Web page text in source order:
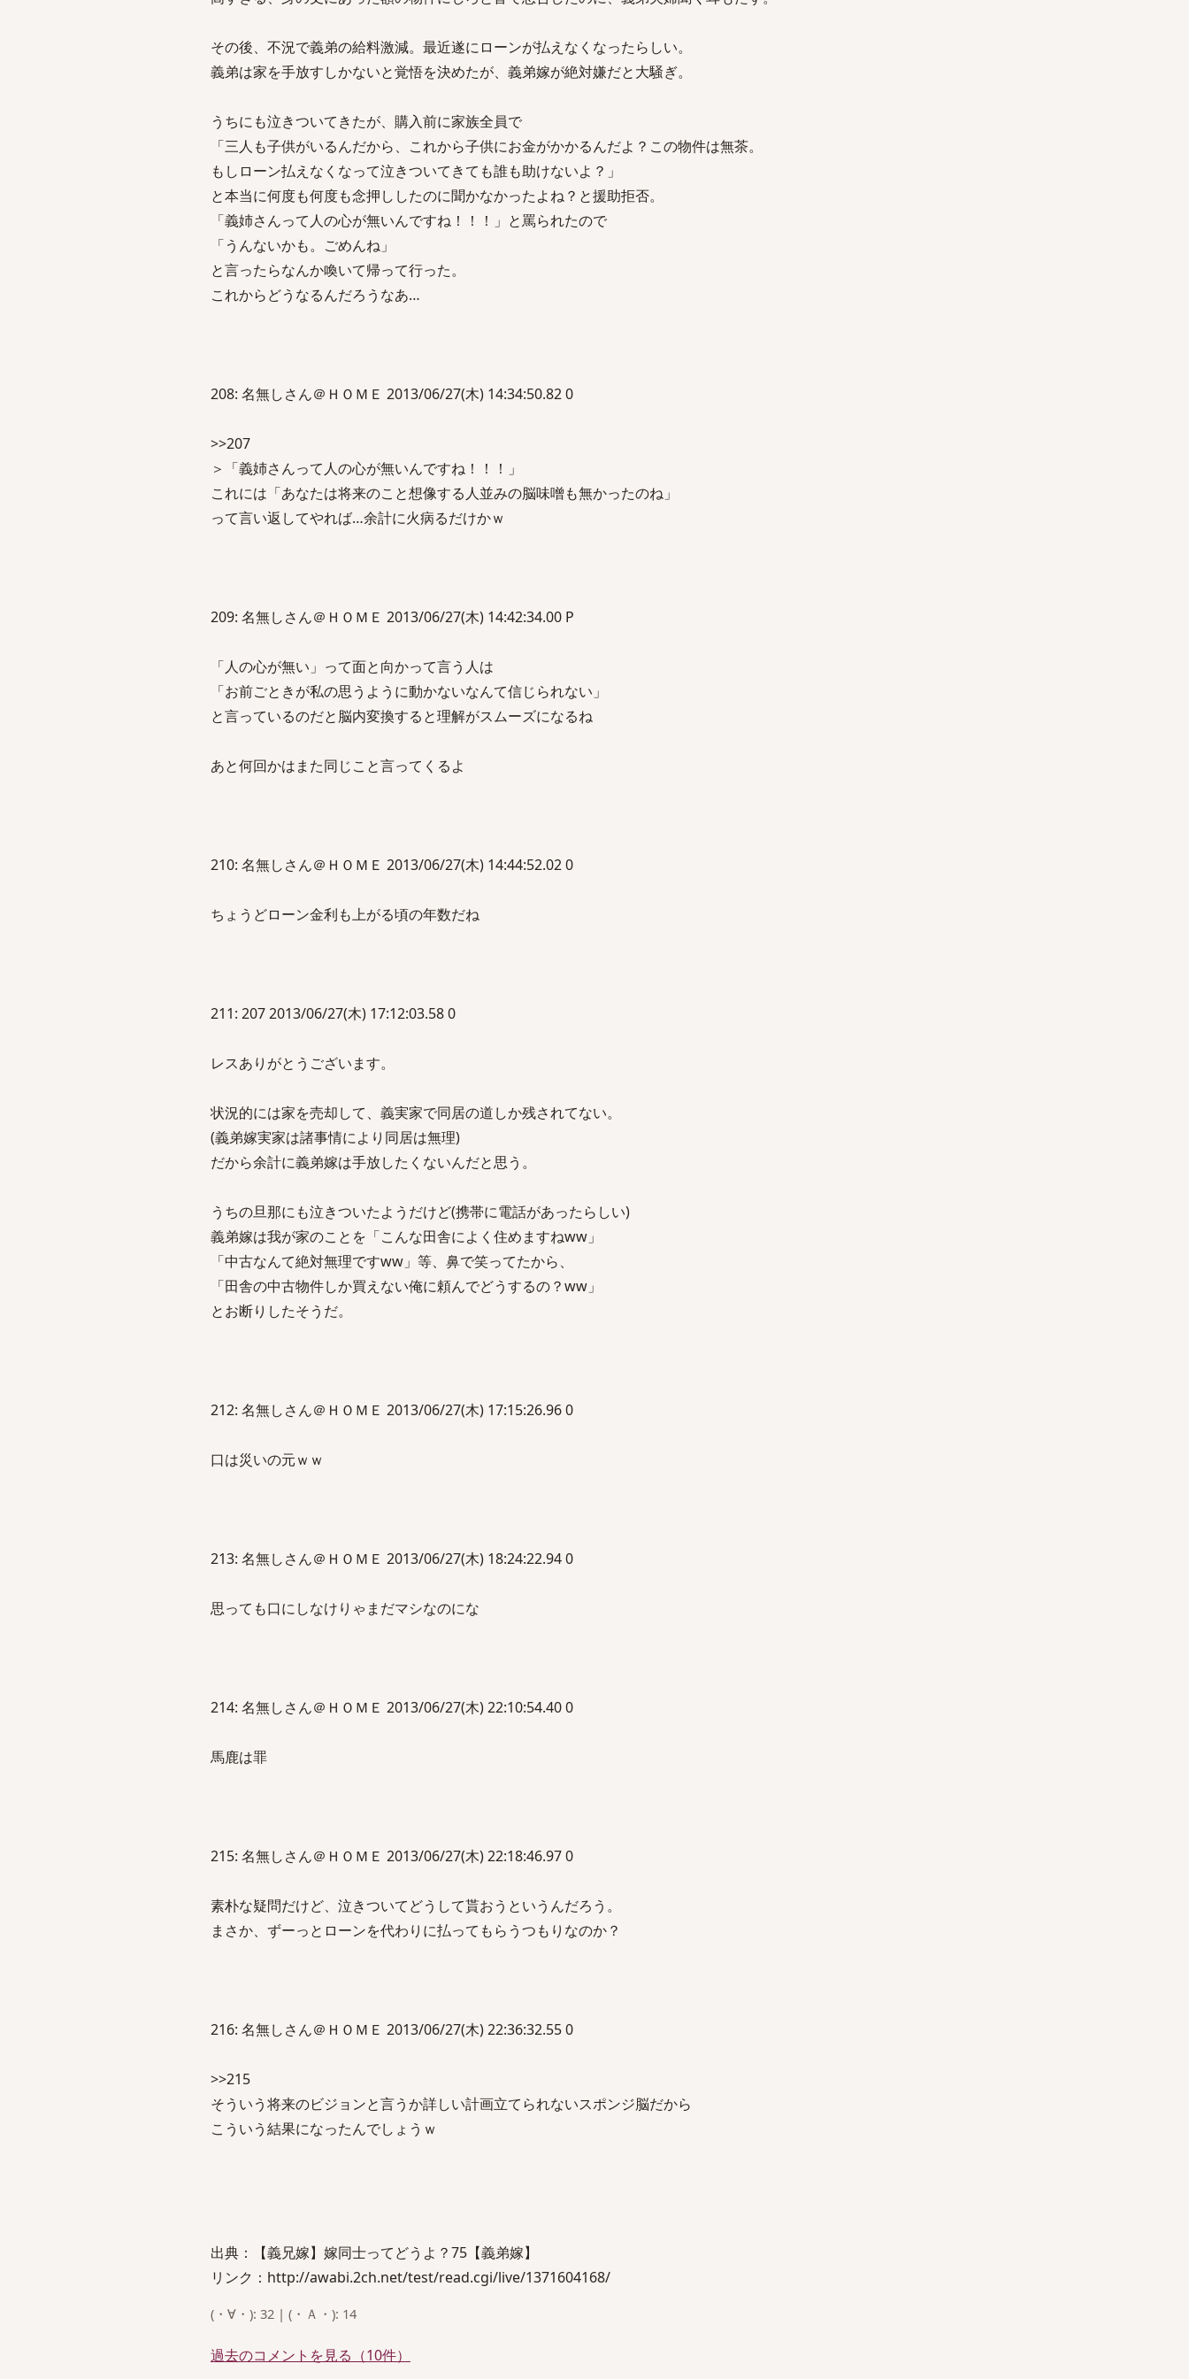
その後、不況で義弟の給料激減。最近遂にローンが払えなくなったらしい。
義弟は家を手放すしかないと覚悟を決めたが、義弟嫁が絶対嫌だと大騒ぎ。
うちにも泣きついてきたが、購入前に家族全員で
「三人も子供がいるんだから、これから子供にお金がかかるんだよ？この物件は無茶。
もしローン払えなくなって泣きついてきても誰も助けないよ？」
と本当に何度も何度も念押ししたのに聞かなかったよね？と援助拒否。
「義姉さんって人の心が無いんですね！！！」と罵られたので
「うんないかも。ごめんね」
と言ったらなんか喚いて帰って行った。
これからどうなるんだろうなあ…
208: 名無しさん＠ＨＯＭＥ 2013/06/27(木) 14:34:50.82 0
>>207
＞「義姉さんって人の心が無いんですね！！！」
これには「あなたは将来のこと想像する人並みの脳味噌も無かったのね」
って言い返してやれば…余計に火病るだけかｗ
209: 名無しさん＠ＨＯＭＥ 2013/06/27(木) 14:42:34.00 P
「人の心が無い」って面と向かって言う人は
「お前ごときが私の思うように動かないなんて信じられない」
と言っているのだと脳内変換すると理解がスムーズになるね
あと何回かはまた同じこと言ってくるよ
210: 名無しさん＠ＨＯＭＥ 2013/06/27(木) 14:44:52.02 0
ちょうどローン金利も上がる頃の年数だね
211: 207 2013/06/27(木) 17:12:03.58 0
レスありがとうございます。
状況的には家を売却して、義実家で同居の道しか残されてない。
(義弟嫁実家は諸事情により同居は無理)
だから余計に義弟嫁は手放したくないんだと思う。
うちの旦那にも泣きついたようだけど(携帯に電話があったらしい)
義弟嫁は我が家のことを「こんな田舎によく住めますねww」
「中古なんて絶対無理ですww」等、鼻で笑ってたから、
「田舎の中古物件しか買えない俺に頼んでどうするの？ww」
とお断りしたそうだ。
212: 名無しさん＠ＨＯＭＥ 2013/06/27(木) 17:15:26.96 0
口は災いの元ｗｗ
213: 名無しさん＠ＨＯＭＥ 2013/06/27(木) 18:24:22.94 0
思っても口にしなけりゃまだマシなのにな
214: 名無しさん＠ＨＯＭＥ 2013/06/27(木) 22:10:54.40 0
馬鹿は罪
215: 名無しさん＠ＨＯＭＥ 2013/06/27(木) 22:18:46.97 0
素朴な疑問だけど、泣きついてどうして貰おうというんだろう。
まさか、ずーっとローンを代わりに払ってもらうつもりなのか？
216: 名無しさん＠ＨＯＭＥ 2013/06/27(木) 22:36:32.55 0
>>215
そういう将来のビジョンと言うか詳しい計画立てられないスポンジ脳だから
こういう結果になったんでしょうｗ
出典：【義兄嫁】嫁同士ってどうよ？75【義弟嫁】
リンク：http://awabi.2ch.net/test/read.cgi/live/1371604168/
(・∀・): 32 | (・Ａ・): 14
過去のコメントを見る（10件）